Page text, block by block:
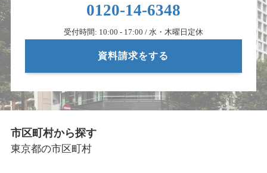
0120-14-6348
受付時間: 10:00 - 17:00 / 水・木曜日定休
資料請求をする
市区町村から探す
東京都の市区町村